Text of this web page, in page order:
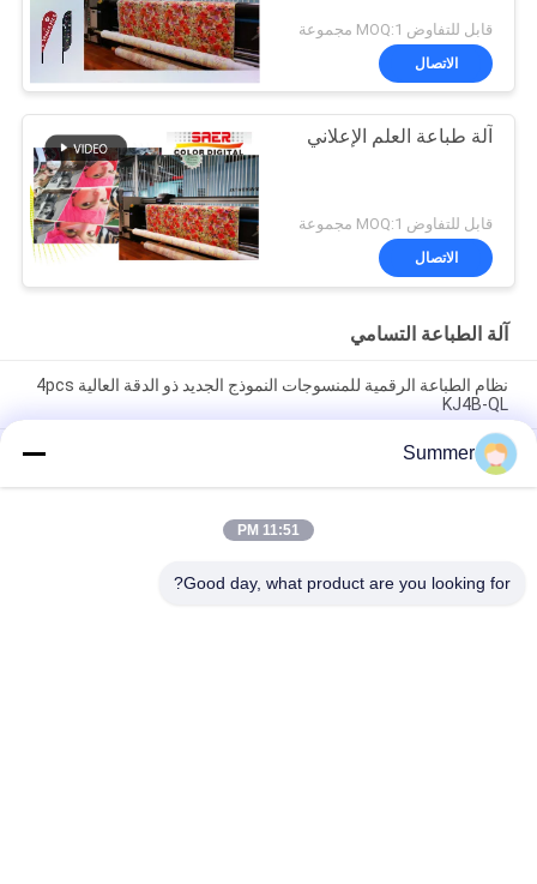
قابل للتفاوض MOQ:1 مجموعة
الاتصال
آلة طباعة العلم الإعلاني
قابل للتفاوض MOQ:1 مجموعة
الاتصال
آلة الطباعة التسامي
نظام الطباعة الرقمية للمنسوجات النموذج الجديد ذو الدقة العالية 4pcs
KJ4B-QL
نموذج جديد لطابعة المنسوجات النافثة للحبر مع سخان الأشعة تحت
الحمراء البعيدة ونظام طباعة الأقمشة الكل في واحد مع حبر الصباغ
والتسامي
Summer
11:51 PM
Good day, what product are you looking for?